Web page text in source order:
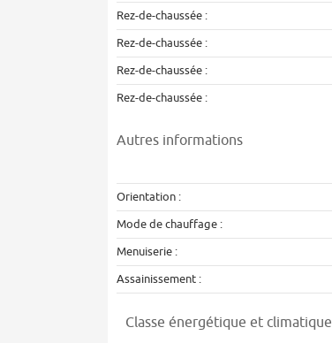
Rez-de-chaussée :
Rez-de-chaussée :
Rez-de-chaussée :
Rez-de-chaussée :
Autres informations
Orientation :
Mode de chauffage :
Menuiserie :
Assainissement :
Classe énergétique et climatique